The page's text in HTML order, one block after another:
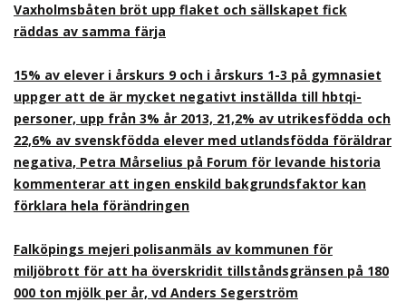
Vaxholmsbåten bröt upp flaket och sällskapet fick
räddas av samma färja
15% av elever i årskurs 9 och i årskurs 1-3 på gymnasiet
uppger att de är mycket negativt inställda till hbtqi-
personer, upp från 3% år 2013, 21,2% av utrikesfödda och
22,6% av svenskfödda elever med utlandsfödda föräldrar
negativa, Petra Mårselius på Forum för levande historia
kommenterar att ingen enskild bakgrundsfaktor kan
förklara hela förändringen
Falköpings mejeri polisanmäls av kommunen för
miljöbrott för att ha överskridit tillståndsgränsen på 180
000 ton mjölk per år, vd Anders Segerström